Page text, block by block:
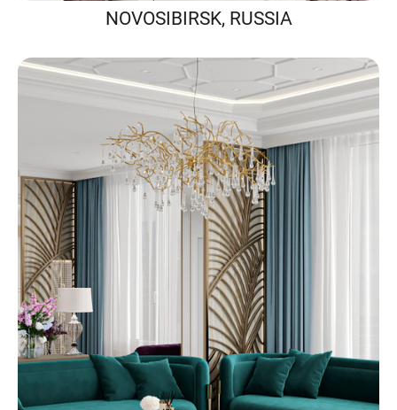
NOVOSIBIRSK, RUSSIA